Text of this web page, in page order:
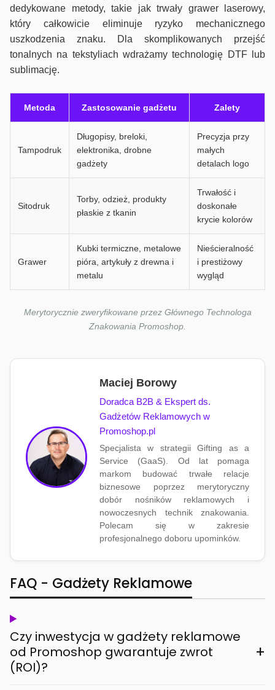
dedykowane metody, takie jak trwały grawer laserowy,
który całkowicie eliminuje ryzyko mechanicznego
uszkodzenia znaku. Dla skomplikowanych przejść
tonalnych na tekstyliach wdrażamy technologię DTF lub
sublimację.
Metoda Zastosowanie gadżetu Zalety
Tampodruk
Długopisy, breloki,
elektronika, drobne
gadżety
Precyzja przy
małych
detalach logo
Sitodruk
Torby, odzież, produkty
płaskie z tkanin
Trwałość i
doskonałe
krycie kolorów
Grawer
Kubki termiczne, metalowe
pióra, artykuły z drewna i
metalu
Nieścieralność
i prestiżowy
wygląd
Merytorycznie zweryfikowane przez Głównego Technologa
Znakowania Promoshop.
Maciej Borowy
Doradca B2B & Ekspert ds.
Gadżetów Reklamowych w
Promoshop.pl
Specjalista w strategii Gifting as a
Service (GaaS). Od lat pomaga
markom budować trwałe relacje
biznesowe poprzez merytoryczny
dobór nośników reklamowych i
nowoczesnych technik znakowania.
Polecam się w zakresie
profesjonalnego doboru upominków.
FAQ - Gadżety Reklamowe
Czy inwestycja w gadżety reklamowe
od Promoshop gwarantuje zwrot
(ROI)?
+